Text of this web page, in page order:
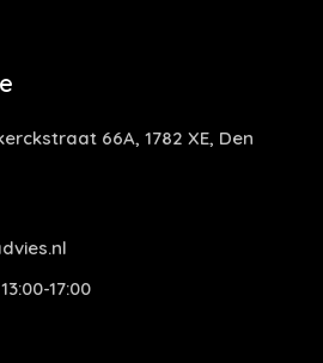
66A, 1782 XE, Den
17:00